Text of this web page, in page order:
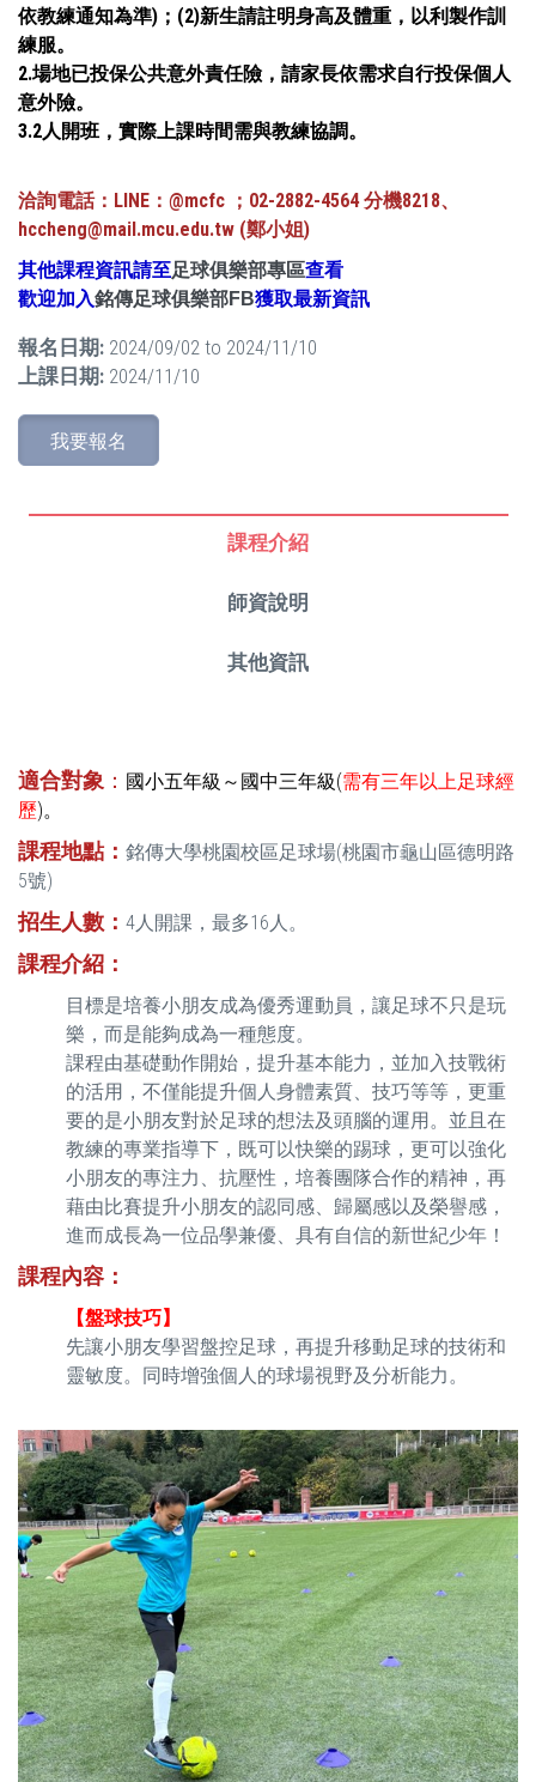
依教練通知為準)；(2)新生請註明身高及體重，以利製作訓
練服。
2.場地已投保公共意外責任險，請家長依需求自行投保個人
意外險。
3.2人開班，實際上課時間需與教練協調。
洽詢電話：LINE：@mcfc ； 02-2882-4564 分機8218、
hccheng@mail.mcu.edu.tw (鄭小姐)
其他課程資訊請至足球俱樂部專區查看
歡迎加入銘傳足球俱樂部FB獲取最新資訊
報名日期: 2024/09/02 to 2024/11/10
上課日期: 2024/11/10
我要報名
課程介紹
師資說明
其他資訊
適合對象 ： 國小五年級～國中三年級(需有三年以上足球經
歷)。
課程地點： 銘傳大學桃園校區足球場(桃園市龜山區德明路
5號)
招生人數： 4人開課，最多16人。
課程介紹：
目標是培養小朋友成為優秀運動員，讓足球不只是玩
樂，而是能夠成為一種態度。
課程由基礎動作開始，提升基本能力，並加入技戰術
的活用，不僅能提升個人身體素質、技巧等等，更重
要的是小朋友對於足球的想法及頭腦的運用。並且在
教練的專業指導下，既可以快樂的踢球，更可以強化
小朋友的專注力、抗壓性，培養團隊合作的精神，再
藉由比賽提升小朋友的認同感、歸屬感以及榮譽感，
進而成長為一位品學兼優、具有自信的新世紀少年！
課程內容 ：
【盤球技巧】
先讓小朋友學習盤控足球，再提升移動足球的技術和
靈敏度。同時增強個人的球場視野及分析能力。